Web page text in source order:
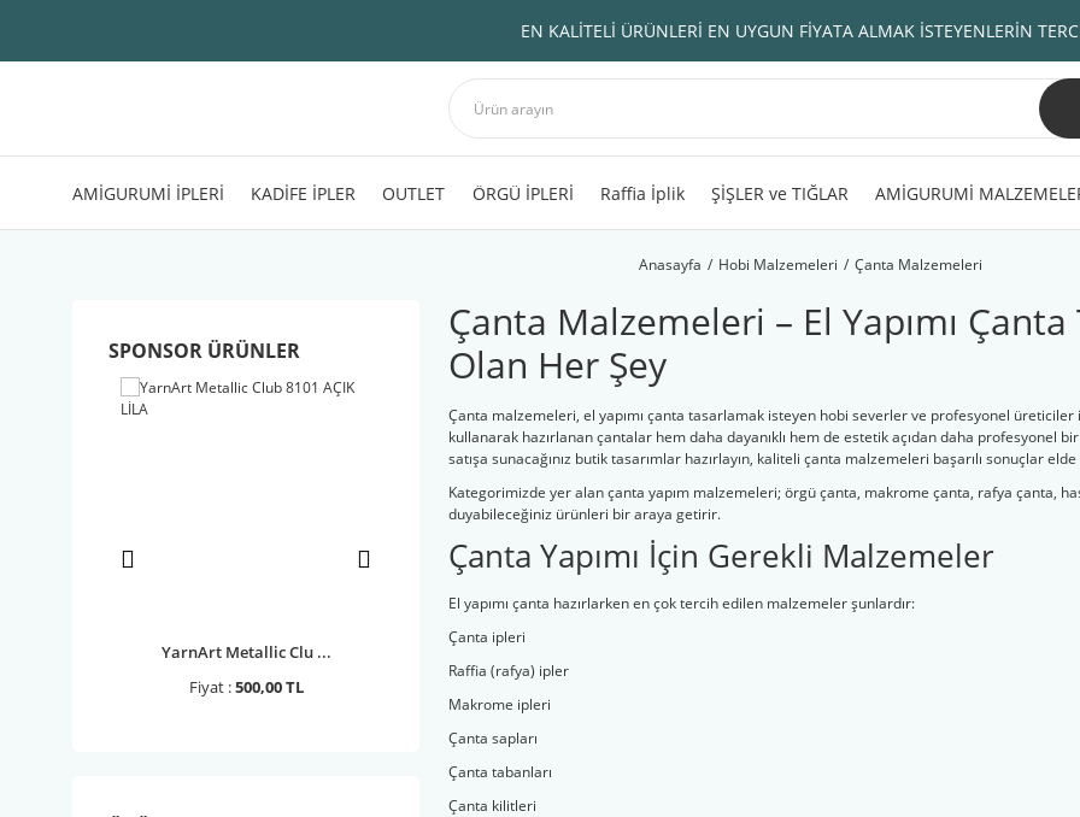
EN KALİTELİ ÜRÜNLERİ EN UYGUN FİYATA ALMAK İSTEYENLERİN
AMİGURUMİ İPLERİ KADİFE İPLER OUTLET ÖRGÜ İPLERİ Raffia İplik ŞİŞLER ve TIĞLAR AMİGURUMİ
Anasayfa Hobi Malzemeleri Çanta Malzemeleri
SPONSOR ÜRÜNLER
YarnArt Metallic Clu ...
Fiyat :500,00 TL
YarnArt Paillettes 8 ...
235,00 TL
Çanta Malzemeleri – El Yapımı Çanta
Olan Her Şey
Çanta malzemeleri, el yapımı çanta tasarlamak isteyen hobi severler ve profesyonel
kullanarak hazırlanan çantalar hem daha dayanıklı hem de estetik açıdan daha profesyonel
satışa sunacağınız butik tasarımlar hazırlayın, kaliteli çanta malzemeleri başarılı sonuçlar
Kategorimizde yer alan çanta yapım malzemeleri; örgü çanta, makrome çanta, rafya çanta,
duyabileceğiniz ürünleri bir araya getirir.
Çanta Yapımı İçin Gerekli Malzemeler
El yapımı çanta hazırlarken en çok tercih edilen malzemeler şunlardır:
Çanta ipleri
Raffia (rafya) ipler
Makrome ipleri
Çanta sapları
Çanta tabanları
Çanta kilitleri